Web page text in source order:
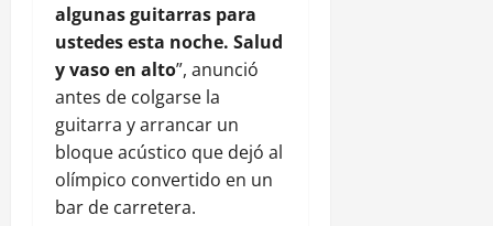
algunas guitarras para
ustedes esta noche. Salud
y vaso en alto”, anunció
antes de colgarse la
guitarra y arrancar un
bloque acústico que dejó al
olímpico convertido en un
bar de carretera.